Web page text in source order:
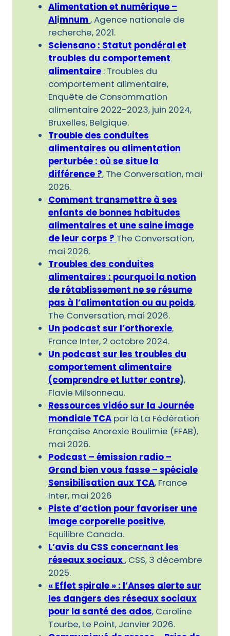
Alimentation et numérique –
Alimnum , Agence nationale de
recherche, 2021.
Sciensano : Statut pondéral et
troubles du comportement
alimentaire : Troubles du
comportement alimentaire,
Enquête de Consommation
alimentaire 2022-2023, juin 2024,
Bruxelles, Belgique.
Trouble des conduites
alimentaires ou alimentation
perturbée : où se situe la
différence ?, The Conversation, mai
2026.
Comment transmettre à ses
enfants de bonnes habitudes
alimentaires et une saine image
de leur corps ? The Conversation,
mai 2026.
Troubles des conduites
alimentaires : pourquoi la notion
de rétablissement ne se résume
pas à l’alimentation ou au poids,
The Conversation, mai 2026.
Un podcast sur l’orthorexie,
France Inter, 2 octobre 2024.
Un podcast sur les troubles du
comportement alimentaire
(comprendre et lutter contre),
Flavie Milsonneau.
Ressources vidéo sur la Journée
mondiale TCA par la La Fédération
Française Anorexie Boulimie (FFAB),
mai 2026.
Podcast – émission radio –
Grand bien vous fasse – spéciale
Sensibilisation aux TCA, France
Inter, mai 2026
Piste d’action pour favoriser une
image corporelle positive,
Equilibre Canada.
L’avis du CSS concernant les
réseaux sociaux, CSS, 3 décembre
2025.
« Effet spirale » : l’Anses alerte sur
les dangers des réseaux sociaux
pour la santé des ados, Caroline
Tourbe, Le Point, Janvier 2026.